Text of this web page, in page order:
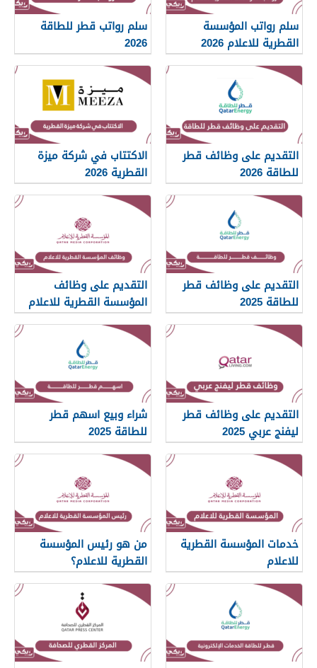
سلم رواتب المؤسسة
القطرية للاعلام 2026
سلم رواتب قطر للطاقة
2026
التقديم على وظائف قطر
للطاقة 2026
الاكتتاب في شركة ميزة
القطرية 2026
التقديم على وظائف قطر
للطاقة 2025
التقديم على وظائف
المؤسسة القطرية للاعلام
2025
التقديم على وظائف قطر
ليفنج عربي 2025
شراء وبيع اسهم قطر
للطاقة 2025
خدمات المؤسسة القطرية
للاعلام
من هو رئيس المؤسسة
القطرية للاعلام؟